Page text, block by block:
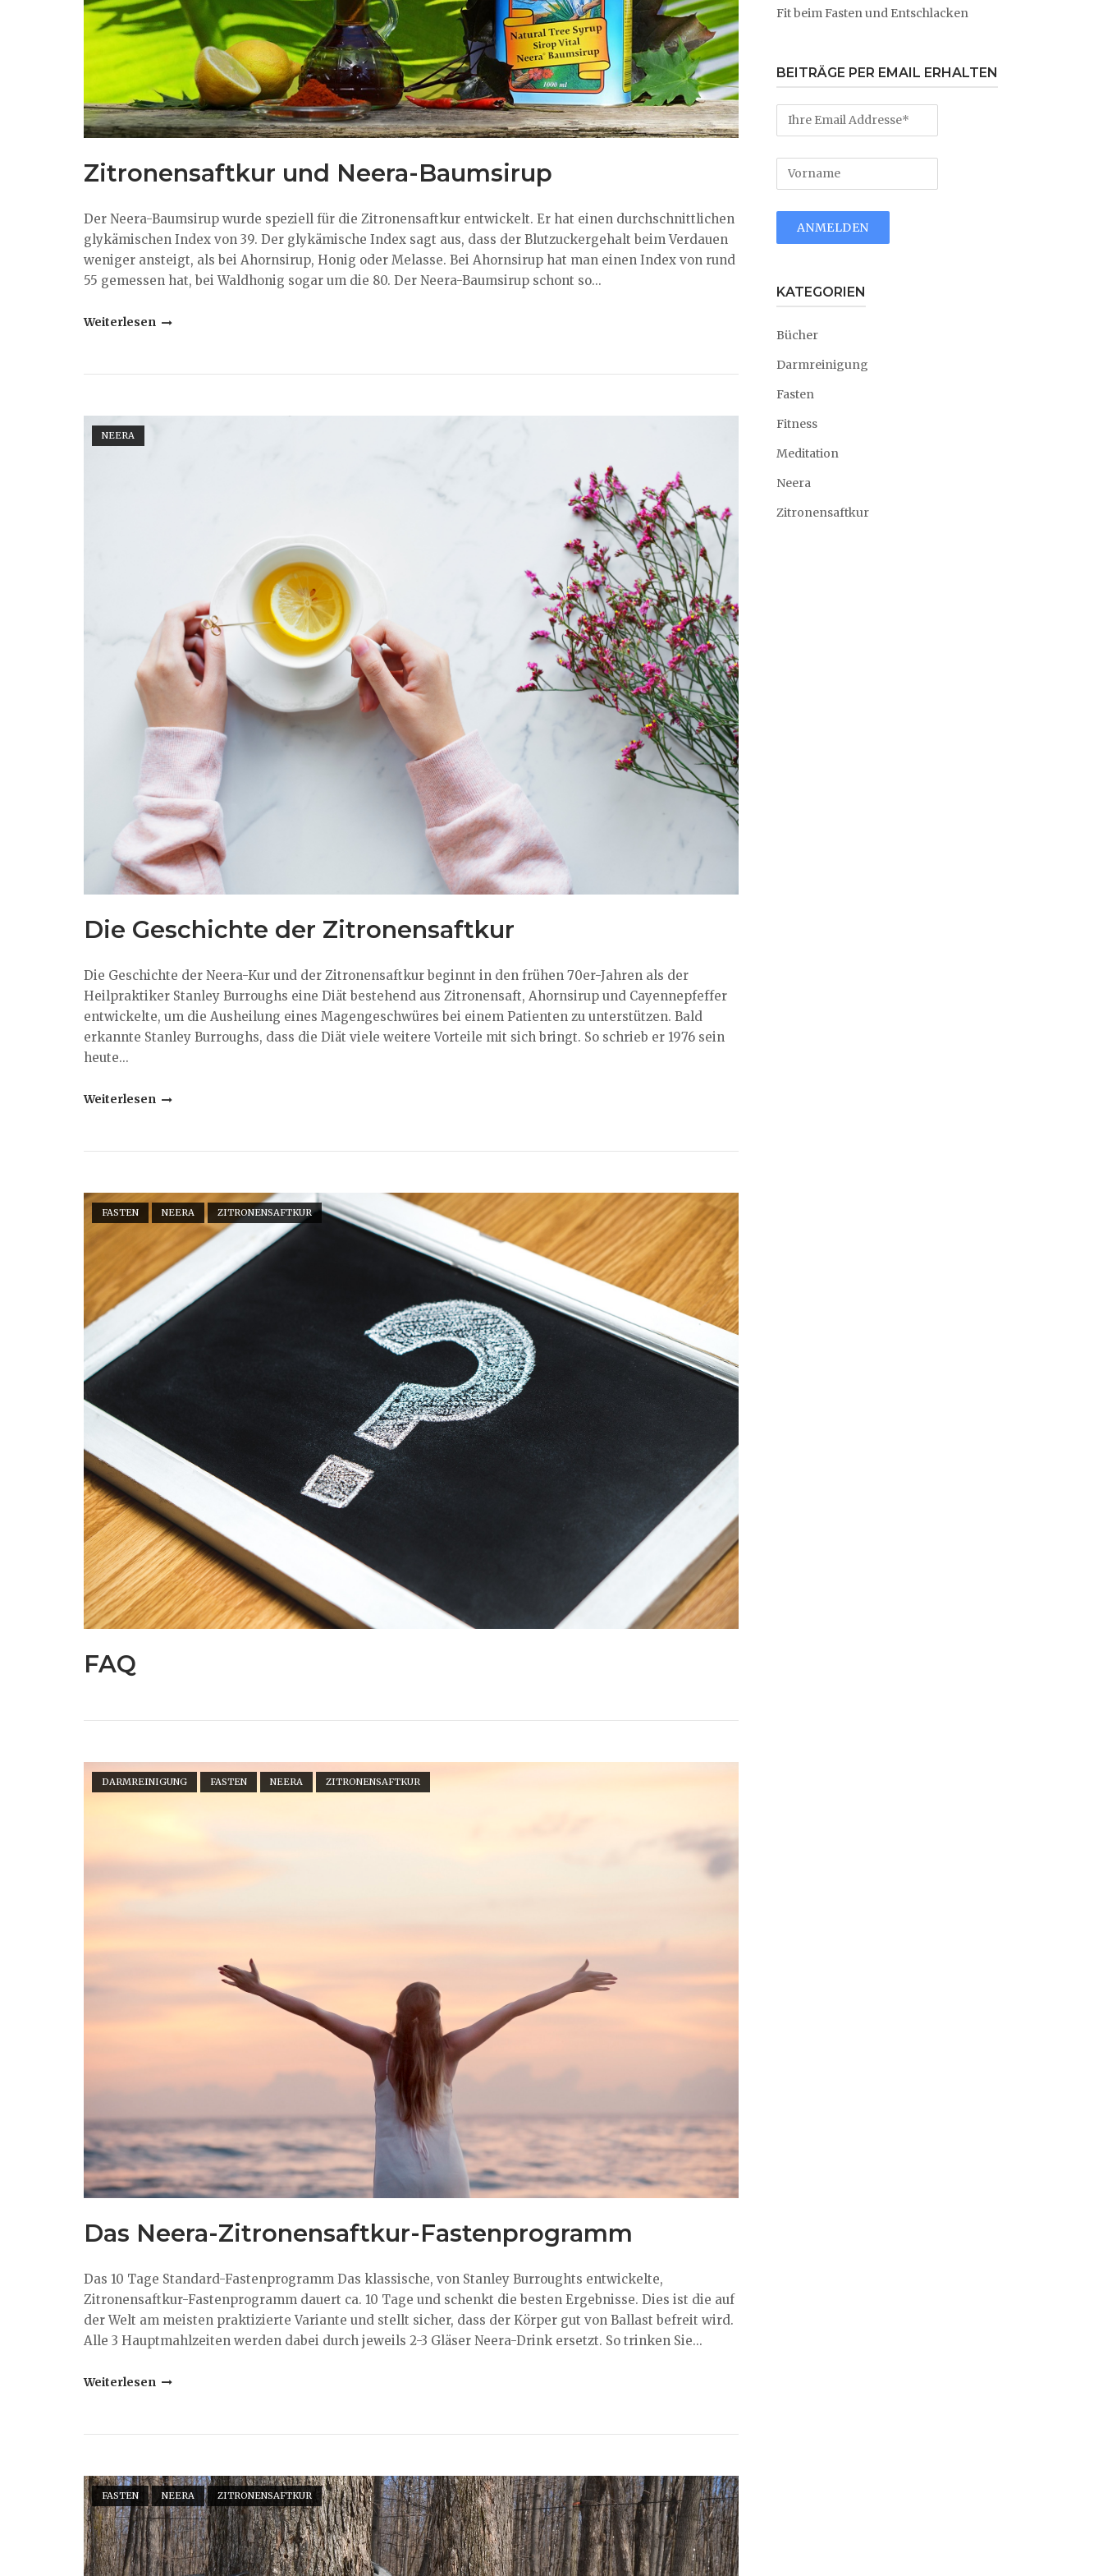
Zitronensaftkur und Neera-Baumsirup
Der Neera-Baumsirup wurde speziell für die Zitronensaftkur entwickelt. Er hat einen durchschnittlichen
glykämischen Index von 39. Der glykämische Index sagt aus, dass der Blutzuckergehalt beim Verdauen
weniger ansteigt, als bei Ahornsirup, Honig oder Melasse. Bei Ahornsirup hat man einen Index von rund
55 gemessen hat, bei Waldhonig sogar um die 80. Der Neera-Baumsirup schont so...
"Zitronensaftkur
Weiterlesen
NEERA
Open post
Die Geschichte der Zitronensaftkur
Die Geschichte der Neera-Kur und der Zitronensaftkur beginnt in den frühen 70er-Jahren als der
Heilpraktiker Stanley Burroughs eine Diät bestehend aus Zitronensaft, Ahornsirup und Cayennepfeffer
entwickelte, um die Ausheilung eines Magengeschwüres bei einem Patienten zu unterstützen. Bald
erkannte Stanley Burroughs, dass die Diät viele weitere Vorteile mit sich bringt. So schrieb er 1976 sein
heute...
"Die
Weiterlesen
FASTEN NEERA ZITRONENSAFTKUR
Open post
FAQ
DARMREINIGUNG FASTEN NEERA ZITRONENSAFTKUR
Open post
Das Neera-Zitronensaftkur-Fastenprogramm
Das 10 Tage Standard-Fastenprogramm Das klassische, von Stanley Burroughts entwickelte,
Zitronensaftkur-Fastenprogramm dauert ca. 10 Tage und schenkt die besten Ergebnisse. Dies ist die auf
der Welt am meisten praktizierte Variante und stellt sicher, dass der Körper gut von Ballast befreit wird.
Alle 3 Hauptmahlzeiten werden dabei durch jeweils 2-3 Gläser Neera-Drink ersetzt. So trinken Sie...
"Das
Weiterlesen
FASTEN NEERA ZITRONENSAFTKUR
Open post
Fit beim Fasten und Entschlacken
BEITRÄGE PER EMAIL ERHALTEN
KATEGORIEN
Bücher
Darmreinigung
Fasten
Fitness
Meditation
Neera
Zitronensaftkur